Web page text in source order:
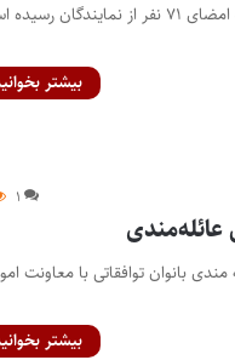
باسمه تعالی ریاست محترم مجلس شورای اسلامی احتراماً طرح ذیل که به امضای ۷۱ نفر از
بیشتر
۱
بانوان توافقاتی با معاونت
بیشتر